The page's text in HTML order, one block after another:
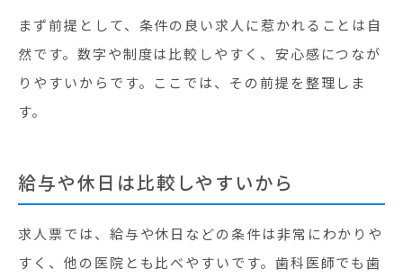
まず前提として、条件の良い求人に惹かれることは自
然です。数字や制度は比較しやすく、安心感につなが
りやすいからです。ここでは、その前提を整理しま
す。
給与や休日は比較しやすいから
求人票では、給与や休日などの条件は非常にわかりや
すく、他の医院とも比べやすいです。歯科医師でも歯